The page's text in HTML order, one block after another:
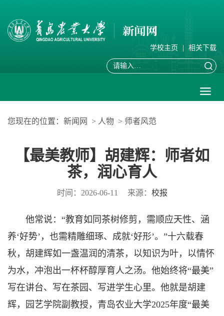
学校主页 相关下载
您现在的位置： 新闻网 > 人物 > 师者风范
【最美教师】胡建辉：师者如
茶，润心育人
时间：2026-06-11 来源： 校报
他常说：“教育如同茶树修剪，需顺应天性、涵
养‘好势’，也需精雕细琢、成就‘好形’。”十六载春
秋，胡建辉如一盏温润的清茶，以知识为叶，以情怀
为水，冲泡出一杯杯醇厚育人之汤。他始终将“最美”
写在讲台、写在茶园、写进学生心里。他就是胡建
辉，园艺学院副教授，青岛农业大学2025年度“最美